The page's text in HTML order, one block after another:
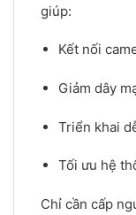
giúp:
Kết nối
Giảm dây
Triển khai
Tối ưu hệ
Chỉ cần cấp